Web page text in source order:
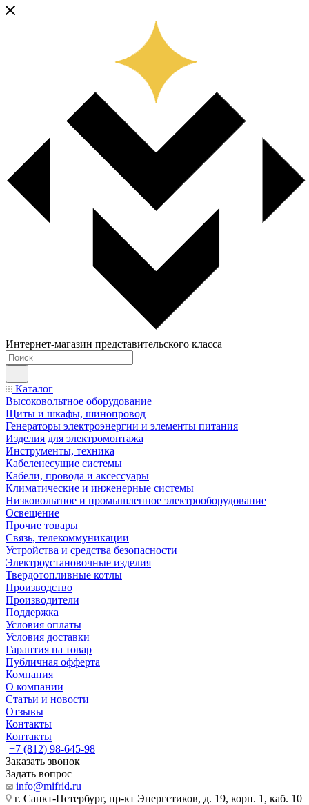
Интернет-магазин представительского класса
Каталог
Высоковольтное оборудование
Щиты и шкафы, шинопровод
Генераторы электроэнергии и элементы питания
Изделия для электромонтажа
Инструменты, техника
Кабеленесущие системы
Кабели, провода и аксессуары
Климатические и инженерные системы
Низковольтное и промышленное электрооборудование
Освещение
Прочие товары
Связь, телекоммуникации
Устройства и средства безопасности
Электроустановочные изделия
Твердотопливные котлы
Производство
Производители
Поддержка
Условия оплаты
Условия доставки
Гарантия на товар
Публичная офферта
Компания
О компании
Статьи и новости
Отзывы
Контакты
Контакты
+7 (812) 98-645-98
Заказать звонок
Задать вопрос
info@mifrid.ru
г. Санкт-Петербург, пр-кт Энергетиков, д. 19, корп. 1, каб. 10